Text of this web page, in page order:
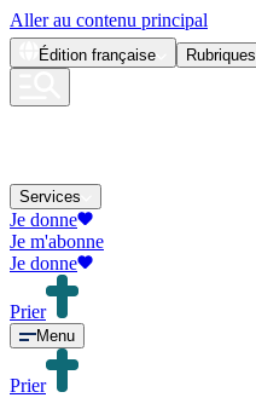
Aller au contenu principal
Édition française Rubriques
Services
Je donne
Je m'abonne
Je donne
Prier
Menu
Prier